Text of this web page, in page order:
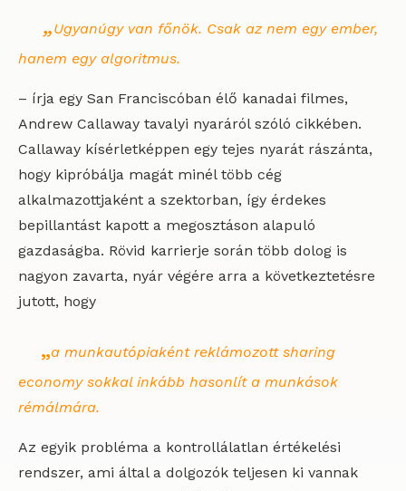
„Ugyanúgy van főnök. Csak az nem egy ember,
hanem egy algoritmus.
– írja egy San Franciscóban élő kanadai filmes,
Andrew Callaway tavalyi nyaráról szóló cikkében.
Callaway kísérletképpen egy tejes nyarát rászánta,
hogy kipróbálja magát minél több cég
alkalmazottjaként a szektorban, így érdekes
bepillantást kapott a megosztáson alapuló
gazdaságba. Rövid karrierje során több dolog is
nagyon zavarta, nyár végére arra a következtetésre
jutott, hogy
„a munkautópiaként reklámozott sharing
economy sokkal inkább hasonlít a munkások
rémálmára.
Az egyik probléma a kontrollálatlan értékelési
rendszer, ami által a dolgozók teljesen ki vannak